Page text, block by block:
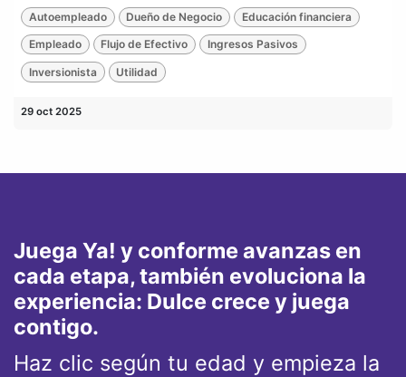
Autoempleado Dueño de Negocio Educación financiera
Empleado Flujo de Efectivo Ingresos Pasivos
Inversionista Utilidad
29 oct 2025
Juega Ya! y conforme avanzas en
cada etapa, también evoluciona la
experiencia: Dulce crece y juega
contigo.
Haz clic según tu edad y empieza la